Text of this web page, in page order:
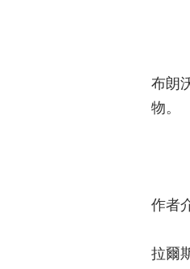
布朗
物。
作者
拉爾